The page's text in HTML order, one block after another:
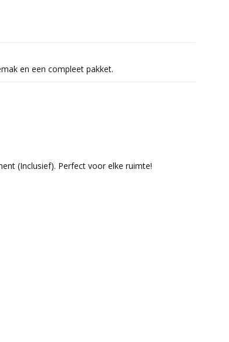
en een compleet pakket.
(Inclusief). Perfect voor elke ruimte!